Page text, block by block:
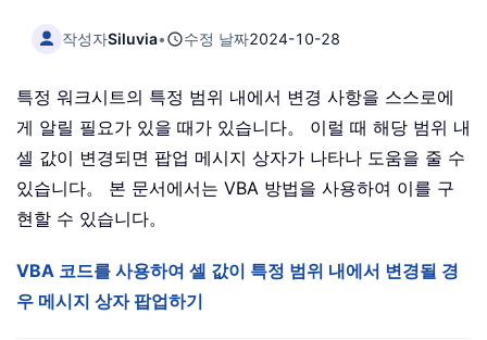
작성자Siluvia• 수정 날짜2024-10-28
특정 워크시트의 특정 범위 내에서 변경 사항을 스스로에
게 알릴 필요가 있을 때가 있습니다。 이럴 때 해당 범위 내
셀 값이 변경되면 팝업 메시지 상자가 나타나 도움을 줄 수
있습니다。 본 문서에서는 VBA 방법을 사용하여 이를 구
현할 수 있습니다。
VBA 코드를 사용하여 셀 값이 특정 범위 내에서 변경될 경
우 메시지 상자 팝업하기